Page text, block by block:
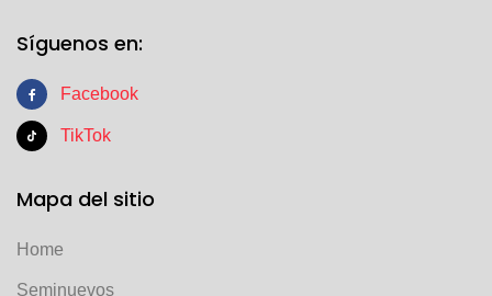
Síguenos en:
Facebook
TikTok
Mapa del sitio
Home
Seminuevos